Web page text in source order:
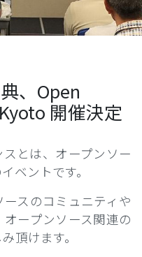
、Open
開催決定
とは、オープンソー
ベントです。
スのコミュニティや
ープンソース関連の
頂けます。